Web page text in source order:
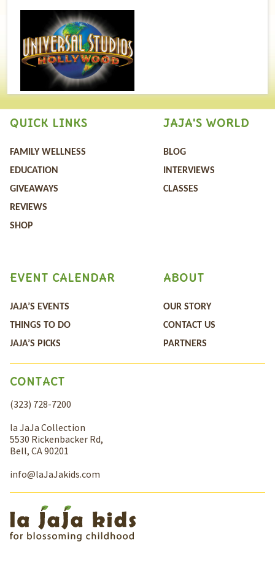
QUICK LINKS
FAMILY WELLNESS
EDUCATION
GIVEAWAYS
REVIEWS
SHOP
JAJA'S WORLD
BLOG
INTERVIEWS
CLASSES
ABOUT
OUR STORY
CONTACT US
PARTNERS
EVENT CALENDAR
JAJA’S EVENTS
THINGS TO DO
JAJA’S PICKS
CONTACT
(323) 728-7200
la JaJa Collection
5530 Rickenbacker Rd,
Bell, CA 90201
info@laJaJakids.com